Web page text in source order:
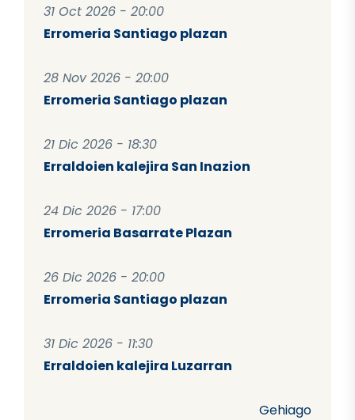
31 Oct 2026 - 20:00
Erromeria Santiago plazan
28 Nov 2026 - 20:00
Erromeria Santiago plazan
21 Dic 2026 - 18:30
Erraldoien kalejira San Inazion
24 Dic 2026 - 17:00
Erromeria Basarrate Plazan
26 Dic 2026 - 20:00
Erromeria Santiago plazan
31 Dic 2026 - 11:30
Erraldoien kalejira Luzarran
Gehiago